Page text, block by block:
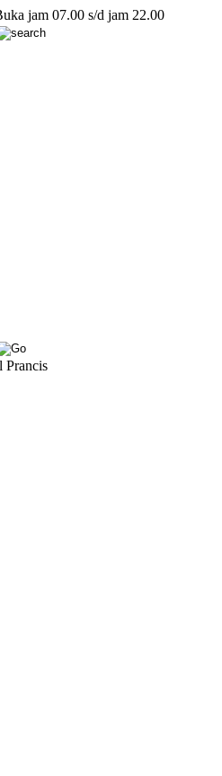
jam 07.00 s/d jam 22.00
Prancis